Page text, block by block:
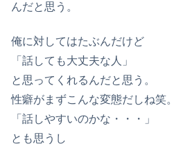
んだと思う。
俺に対してはたぶんだけど
「話しても大丈夫な人」
と思ってくれるんだと思う。
性癖がまずこんな変態だしね笑。
「話しやすいのかな・・・」
とも思うし